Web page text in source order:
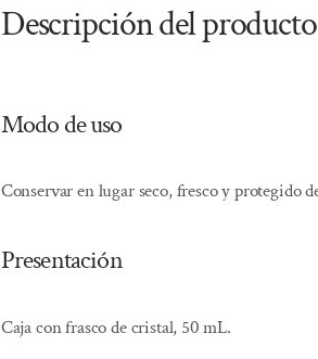
Descripción del producto
Modo de uso
Conservar en lugar seco, fresco y protegido
Presentación
Caja con frasco de cristal, 50 mL.